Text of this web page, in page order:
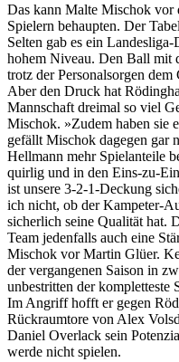
Das kann Malte Mischok vor
Spielern behaupten. Der
Selten gab es ein
hohem Niveau. Den Ball mit
trotz der Personalsorgen
Aber den Druck hat
Mannschaft dreimal so viel
Mischok. »Zudem haben sie
gefällt Mischok dagegen gar
Hellmann mehr Spielanteile
quirlig und in den Eins-zu-
ist unsere 3-2-1-Deckung
ich nicht, ob der Kampeter-
sicherlich seine Qualität hat.
Team jedenfalls auch eine
Mischok vor Martin Glüer.
der vergangenen Saison in
unbestritten der kompletteste
Im Angriff hofft er gegen
Rückraumtore von Alex
Daniel Overlack sein
werde nicht spielen.